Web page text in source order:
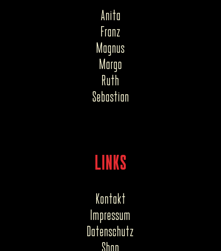
Anita
Franz
Magnus
Margo
Ruth
Sebastian
LINKS
Kontakt
Impressum
Datenschutz